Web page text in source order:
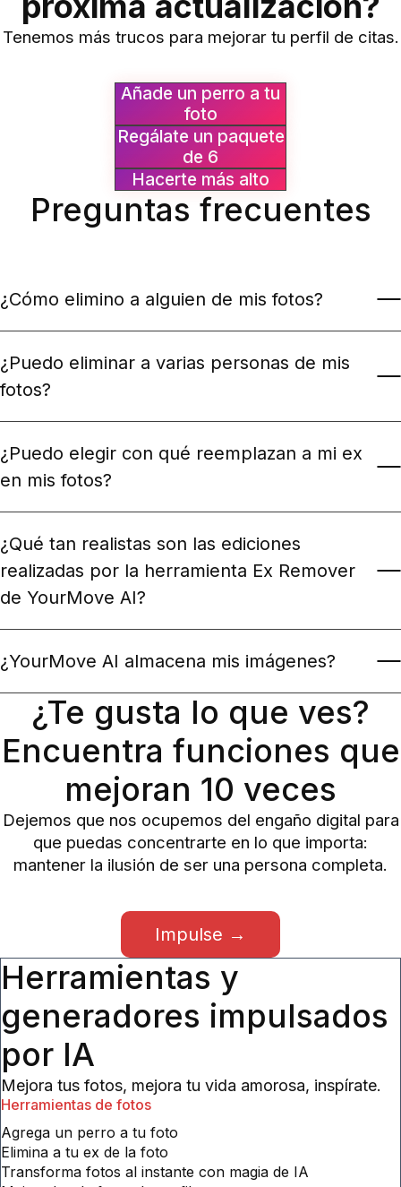
¿Preparado para la
Tenemos más trucos para mejorar tu perfil de citas.
Añade un perro a tu
foto
Regálate un paquete
de 6
¿Cómo elimino a alguien de mis fotos?
¿Puedo eliminar a varias personas de mis
fotos?
¿Puedo elegir con qué reemplazan a mi ex
en mis fotos?
¿Qué tan realistas son las ediciones
realizadas por la herramienta Ex Remover
de YourMove AI?
¿YourMove AI almacena mis imágenes?
¿Te gusta lo que ves?
Encuentra funciones que
mejoran 10 veces
que puedas concentrarte en lo que importa:
mantener la ilusión de ser una persona completa.
Impulse →
Herramientas y
generadores impulsados
por IA
Mejora tus fotos, mejora tu vida amorosa, inspírate.
Herramientas de fotos